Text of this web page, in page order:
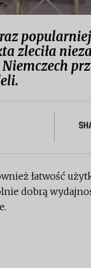
zleciła
łatwość
dobrą